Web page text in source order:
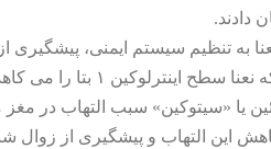
دادند.
به تنظیم سیستم ایمنی، پیشگیری
محققان دریافتند
یا «سیتوکین» سبب التهاب در